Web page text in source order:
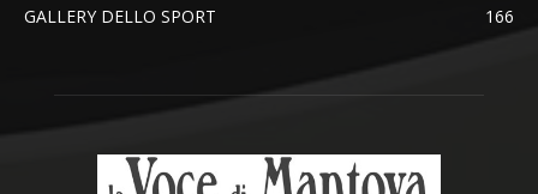
GALLERY DELLO SPORT
166